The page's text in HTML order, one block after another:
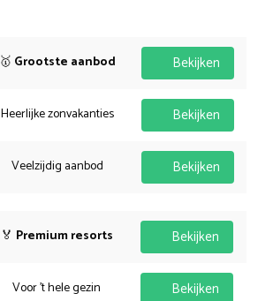
🥇 Grootste aanbod Bekijken
Heerlijke zonvakanties Bekijken
Veelzijdig aanbod Bekijken
🏅 Premium resorts Bekijken
Voor 't hele gezin Bekijken